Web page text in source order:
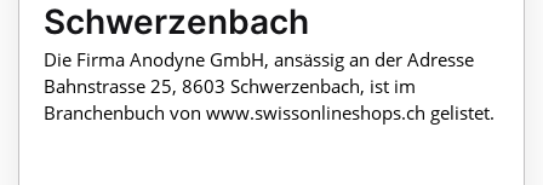
Schwerzenbach
Die Firma Anodyne GmbH, ansässig an der Adresse
Bahnstrasse 25, 8603 Schwerzenbach, ist im
Branchenbuch von www.swissonlineshops.ch gelistet.